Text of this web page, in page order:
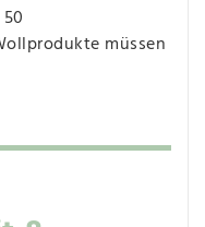
müssen